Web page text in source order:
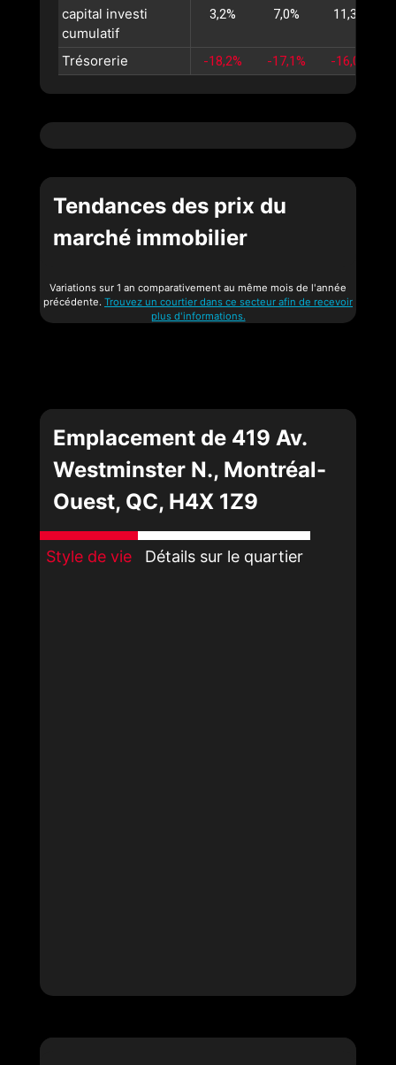
capital investi
cumulatif
3,2% 7,0% 11,3%
Trésorerie -18,2% -17,1% -16,0%
Tendances des prix du
marché immobilier
Variations sur 1 an comparativement au même mois de l'année
précédente. Trouvez un courtier dans ce secteur afin de recevoir
plus d'informations.
Emplacement de 419 Av.
Westminster N., Montréal-
Ouest, QC, H4X 1Z9
Style de vie Détails sur le quartier